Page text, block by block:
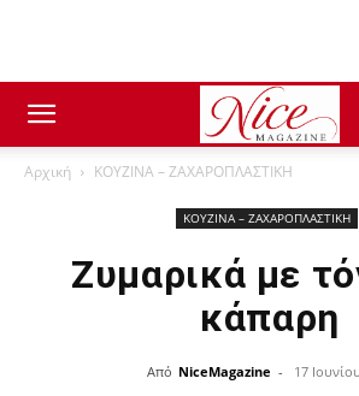
Αρχική ΚΟΥΖΙΝΑ – ΖΑΧΑΡΟΠΛΑΣΤΙΚΗ
ΚΟΥΖΙΝΑ – ΖΑΧΑΡΟΠΛΑΣΤΙΚΗ
Ζυμαρικά με
κάπαρη
Από NiceMagazine - 17